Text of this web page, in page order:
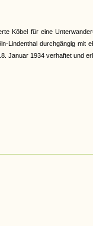
Köbel für eine
Lindenthal durchgängig mit
Januar 1934 verhaftet und